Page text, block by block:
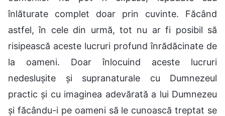
înlăturate complet doar prin cuvinte. Făcând
astfel, în cele din urmă, tot nu ar fi posibil să
risipească aceste lucruri profund înrădăcinate de
la oameni. Doar înlocuind aceste lucruri
nedeslușite și supranaturale cu Dumnezeul
practic și cu imaginea adevărată a lui Dumnezeu
și făcându-i pe oameni să le cunoască treptat se